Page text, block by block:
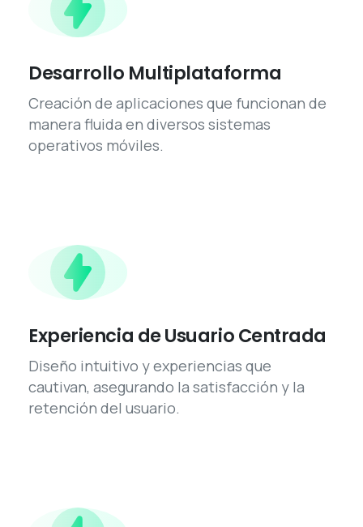
Desarrollo Multiplataforma
Creación de aplicaciones que funcionan de
manera fluida en diversos sistemas
operativos móviles.
Experiencia de Usuario Centrada
Diseño intuitivo y experiencias que
cautivan, asegurando la satisfacción y la
retención del usuario.